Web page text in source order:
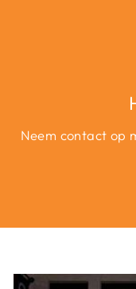
Neem contact op